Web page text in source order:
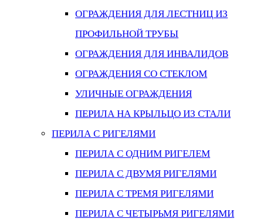
ОГРАЖДЕНИЯ ДЛЯ ЛЕСТНИЦ ИЗ
ПРОФИЛЬНОЙ ТРУБЫ
ОГРАЖДЕНИЯ ДЛЯ ИНВАЛИДОВ
ОГРАЖДЕНИЯ СО СТЕКЛОМ
УЛИЧНЫЕ ОГРАЖДЕНИЯ
ПЕРИЛА НА КРЫЛЬЦО ИЗ СТАЛИ
ПЕРИЛА С РИГЕЛЯМИ
ПЕРИЛА С ОДНИМ РИГЕЛЕМ
ПЕРИЛА С ДВУМЯ РИГЕЛЯМИ
ПЕРИЛА С ТРЕМЯ РИГЕЛЯМИ
ПЕРИЛА С ЧЕТЫРЬМЯ РИГЕЛЯМИ